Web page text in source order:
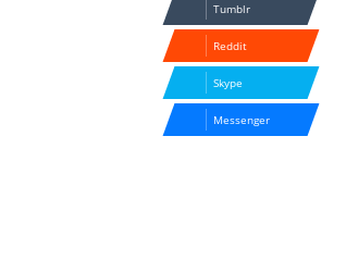
Tumblr
Reddit
Skype
Messenger